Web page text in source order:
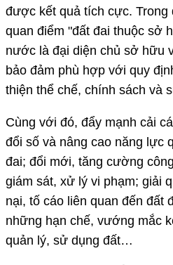
được kết quả tích cực. Trong
quan điểm "đất đai thuộc sở
nước là đại diện chủ sở hữu
bảo đảm phù hợp với quy
thiện thể chế, chính sách và
Cùng với đó, đẩy mạnh cải
đổi số và nâng cao năng lực
đai; đổi mới, tăng cường
giám sát, xử lý vi phạm; giải
nại, tố cáo liên quan đến đất
những hạn chế, vướng mắc
quản lý, sử dụng đất…